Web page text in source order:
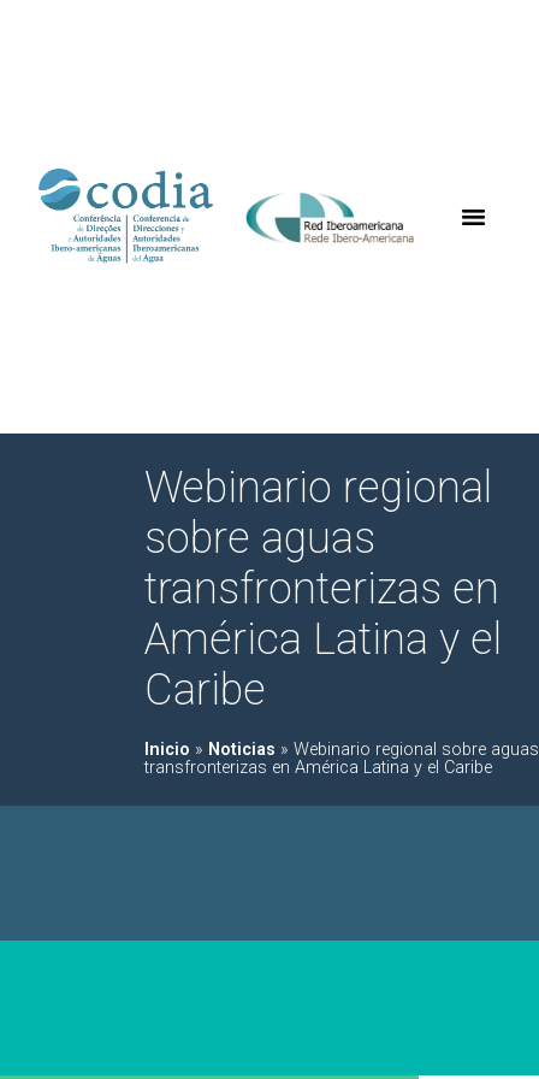
Webinario regional
sobre aguas
transfronterizas en
América Latina y el
Caribe
Inicio » Noticias » Webinario regional sobre aguas
transfronterizas en América Latina y el Caribe